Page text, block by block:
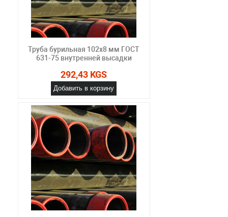
Труба бурильная 102x8 мм ГОСТ
631-75 внутренней высадки
292,43 KGS
Добавить в корзину